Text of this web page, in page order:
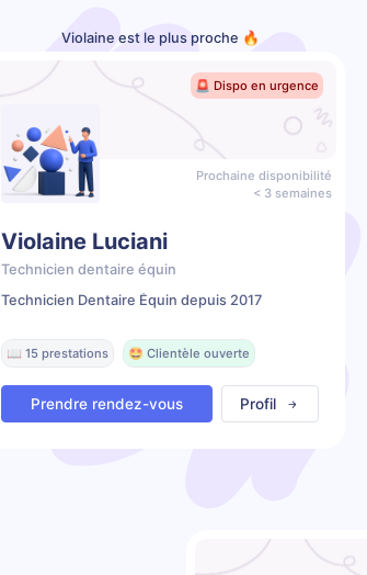
Violaine est le plus proche 🔥
🚨 Dispo en urgence
Prochaine disponibilité
< 3 semaines
Violaine Luciani
Technicien dentaire équin
Technicien Dentaire Équin depuis 2017
📖 15 prestations 🤩 Clientèle ouverte
Prendre rendez-vous Profil